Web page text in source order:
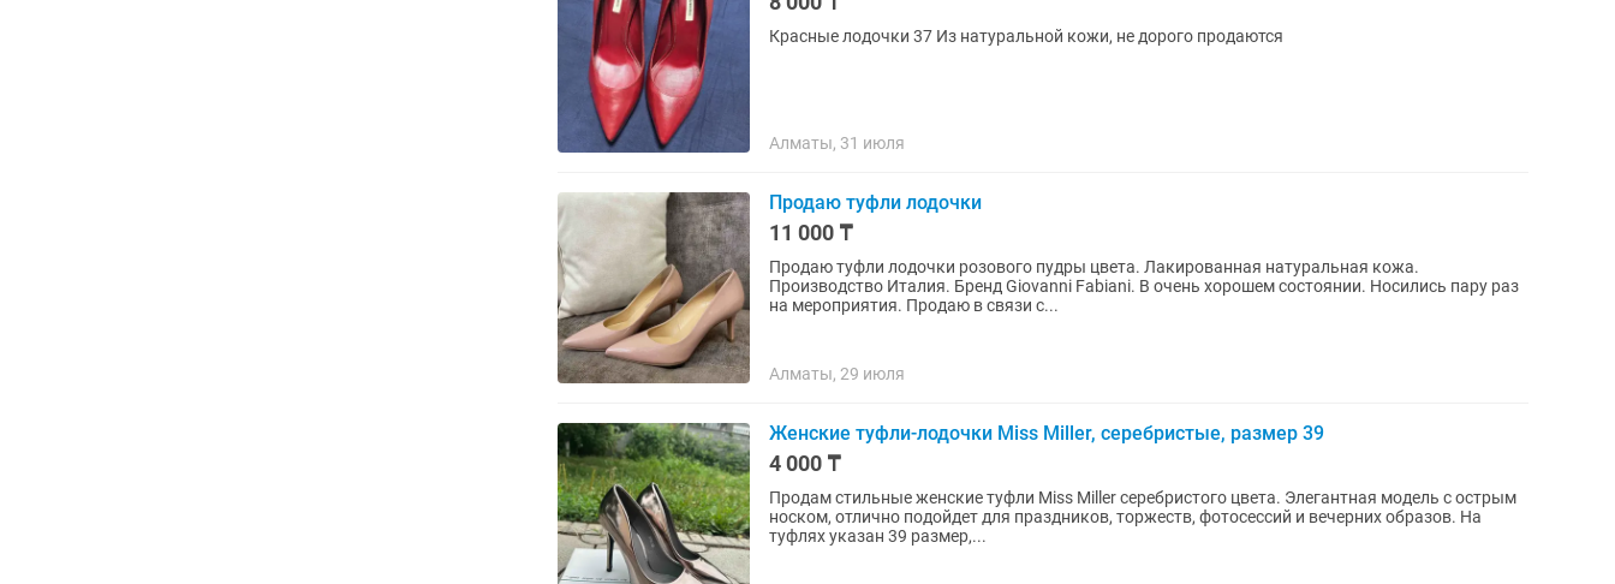
Красные лодочки 37 Из натуральной кожи, не дорого продаются
Алматы, 31 июля
Продаю туфли лодочки
11 000 ₸
Продаю туфли лодочки розового пудры цвета. Лакированная натуральная кожа.
Производство Италия. Бренд Giovanni Fabiani. В очень хорошем состоянии. Носились пару раз
на мероприятия. Продаю в связи с...
Алматы, 29 июля
Женские туфли-лодочки Miss Miller, серебристые, размер 39
4 000 ₸
Продам стильные женские туфли Miss Miller серебристого цвета. Элегантная модель с острым
носком, отлично подойдет для праздников, торжеств, фотосессий и вечерних образов. На
туфлях указан 39 размер,...